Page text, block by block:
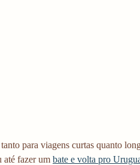
para viagens curtas quanto
até fazer um bate e volta pro